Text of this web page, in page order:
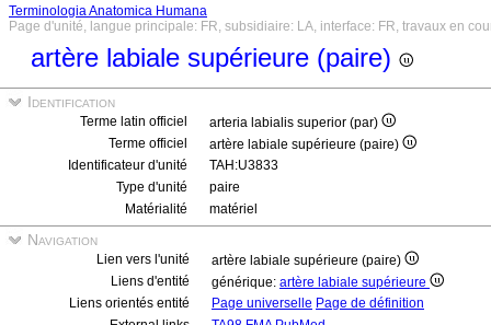
Terminologia Anatomica Humana
Page d'unité, langue principale: FR, subsidiaire: LA, interface: FR, travaux en
artère labiale supérieure (paire)
Identification
Terme latin officiel
arteria labialis superior (par)
Terme officiel
artère labiale supérieure (paire)
Identificateur d'unité
TAH:U3833
Type d'unité
paire
Matérialité
matériel
Navigation
Lien vers l'unité
artère labiale supérieure (paire)
Liens d'entité
générique: artère labiale supérieure
Liens orientés entité
Page universelle Page de définition